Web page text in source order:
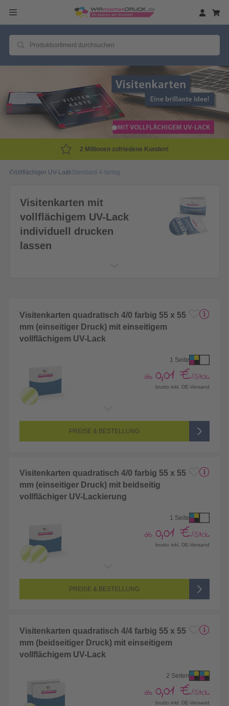
2 Millionen zufriedene Kunden!
Vollflächiger UV-LackStandard 4-farbig
Visitenkarten mit
vollflächigem UV-Lack
individuell drucken
lassen
Visitenkarten quadratisch 4/0 farbig 55 x 55
mm (einseitiger Druck) mit einseitigem
vollflächigem UV-Lack
1 Seite
ab 0,01 €/Stck.
brutto inkl. DE-Versand
Seitenanzahl: 1-seitig (Vorderseite bedruckt, Rückseite unbedruckt)
4/0-farbig CMYK (vollfarbig bedruckt)
PREISE & BESTELLUNG
Visitenkarten quadratisch 4/0 farbig 55 x 55
mm (einseitiger Druck) mit beidseitig
vollflächiger UV-Lackierung
1 Seite
ab 0,01 €/Stck.
brutto inkl. DE-Versand
Seitenanzahl: 1-seitig (Vorderseite bedruckt, Rückseite unbedruckt)
4/0-farbig CMYK (vollfarbig bedruckt)
PREISE & BESTELLUNG
Visitenkarten quadratisch 4/4 farbig 55 x 55
mm (beidseitiger Druck) mit einseitigem
vollflächigem UV-Lack
2 Seiten
ab 0,01 €/Stck.
brutto inkl. DE-Versand